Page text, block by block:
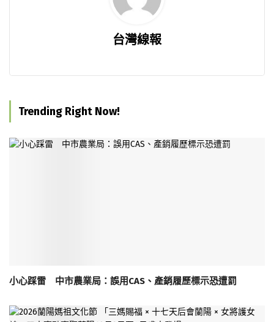
台灣線報
Trending Right Now!
小心踩雷 中市農業局：誤用CAS、產銷履歷標示恐遭罰